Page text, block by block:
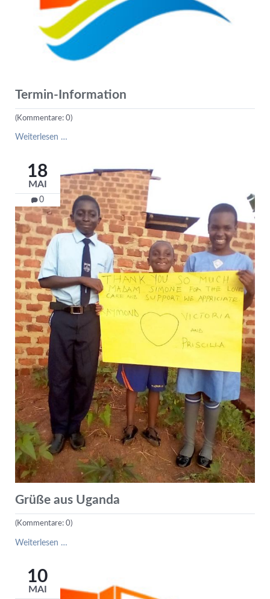
Termin-Information
(Kommentare: 0)
Weiterlesen …Termin-
18
MAI
0
Grüße aus Uganda
(Kommentare: 0)
Weiterlesen …
10
MAI